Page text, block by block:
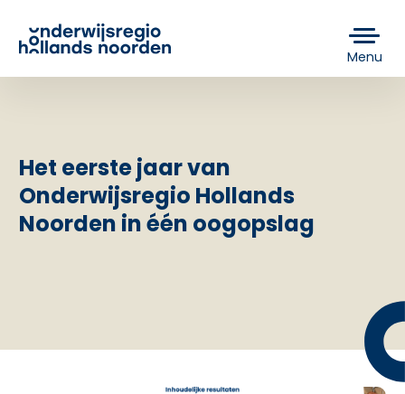
Menu
Het eerste jaar van
Onderwijsregio Hollands
Noorden in één oogopslag